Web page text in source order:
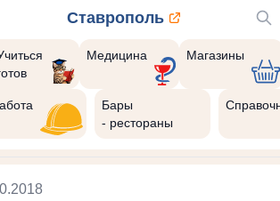
Ставрополь
Медицина Магазины
Бары
- рестораны